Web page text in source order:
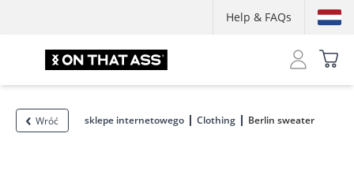
Help & FAQs
Wróć sklepe internetowego Clothing Berlin sweater